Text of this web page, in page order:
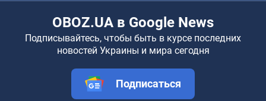
OBOZ.UA в Google News
Подписывайтесь, чтобы быть в курсе последних
новостей Украины и мира сегодня
Подписаться